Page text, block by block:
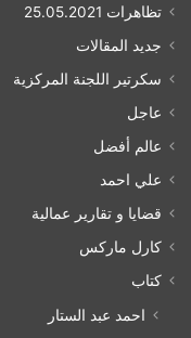
تظاهرات 25.05.2021
جديد المقالات
سكرتير اللجنة المركزية
عاجل
عالم أفضل
علي احمد
قضايا و تقارير عمالية
كارل ماركس
كتاب
احمد عبد الستار